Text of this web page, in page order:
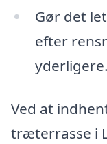
Gør det
efter
yderligere.
Ved at
træterrasse i